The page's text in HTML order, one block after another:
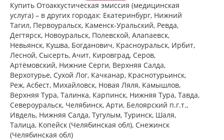
Купить Отоаккустическая эмиссия (медицинская
услуга) – в других городах: Екатеринбург, Нижний
Тагил, Первоуральск, Каменск-Уральский, Ревда,
Дегтярск, Новоуральск, Полевской, Алапаевск,
Невьянск, Кушва, Богданович, Красноуральск, Ирбит,
Лесной, Сысерть, Ачит, Кировград, Серов,
Артёмовский, Нижние Cерги, Верхняя Салда,
Верхотурье, Сухой Лог, Качканар, Краснотурьинск,
Реж, Асбест, Михайловск, Новая Ляля, Камышлов,
Верхняя Тура, Талинка, Карпинск, Нижняя Тура, Тавда,
Североуральск, Челябинск, Арти, Белоярский п.г.т.,
Ивдель, Нижняя Салда, Тугулым, Туринск, Шаля,
Талица, Копейск (Челябинская обл), Снежинск
(Челябинская обл)